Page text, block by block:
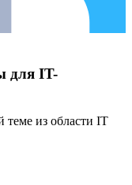
для IT-
из области IT